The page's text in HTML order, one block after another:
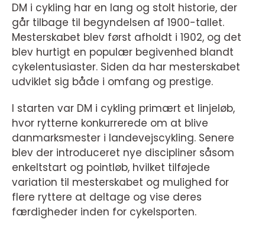
DM i cykling har en lang og stolt historie, der
går tilbage til begyndelsen af 1900-tallet.
Mesterskabet blev først afholdt i 1902, og det
blev hurtigt en populær begivenhed blandt
cykelentusiaster. Siden da har mesterskabet
udviklet sig både i omfang og prestige.
I starten var DM i cykling primært et linjeløb,
hvor rytterne konkurrerede om at blive
danmarksmester i landevejscykling. Senere
blev der introduceret nye discipliner såsom
enkeltstart og pointløb, hvilket tilføjede
variation til mesterskabet og mulighed for
flere ryttere at deltage og vise deres
færdigheder inden for cykelsporten.